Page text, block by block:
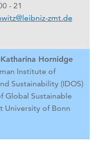
- 21
zmt.de
Hornidge
Institute of
Sustainability (IDOS)
Global Sustainable
University of Bonn